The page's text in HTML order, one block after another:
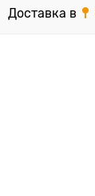
Доставка в